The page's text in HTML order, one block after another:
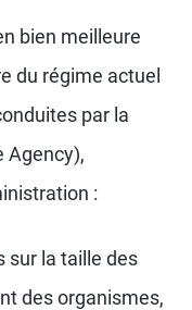
bien meilleure
du régime actuel
par la
Agency),
:
sur la taille des
des organismes,